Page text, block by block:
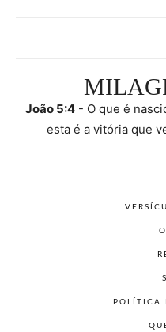
João 5:4- O que é
esta é a vitória que
POLÍTICA